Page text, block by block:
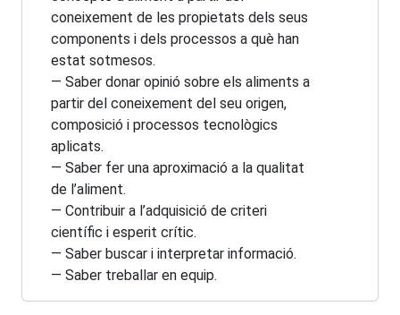
coneixement de les propietats dels seus
components i dels processos a què han
estat sotmesos.
— Saber donar opinió sobre els aliments a
partir del coneixement del seu origen,
composició i processos tecnològics
aplicats.
— Saber fer una aproximació a la qualitat
de l’aliment.
— Contribuir a l’adquisició de criteri
científic i esperit crític.
— Saber buscar i interpretar informació.
— Saber treballar en equip.